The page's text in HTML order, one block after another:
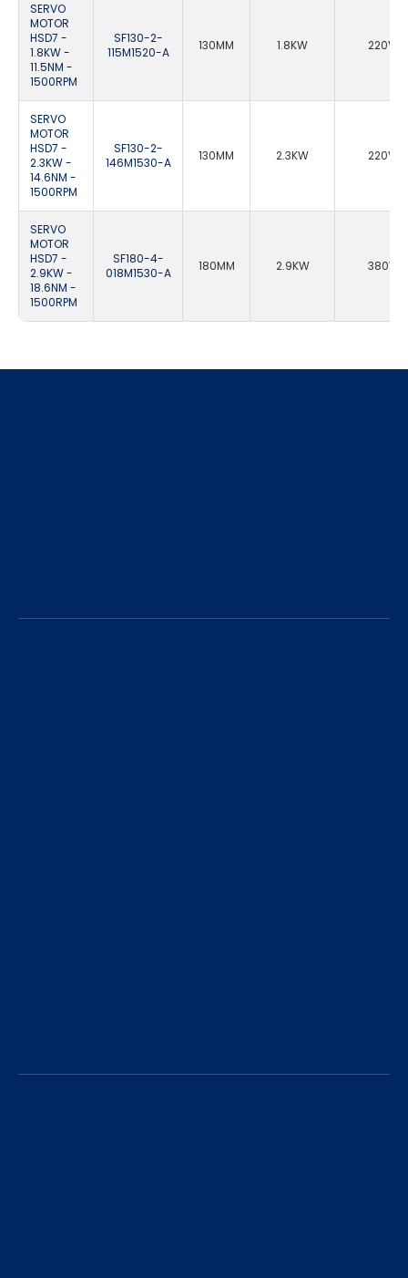
SERVO
MOTOR
HSD7 -
1.8KW -
11.5NM -
1500RPM
SF130-2-
115M1520-A
130MM 1.8KW
SERVO
MOTOR
HSD7 -
2.3KW -
14.6NM -
1500RPM
SF130-2-
146M1530-A
130MM 2.3KW
SERVO
MOTOR
HSD7 -
2.9KW -
18.6NM -
1500RPM
SF180-4-
018M1530-A
180MM 2.9KW